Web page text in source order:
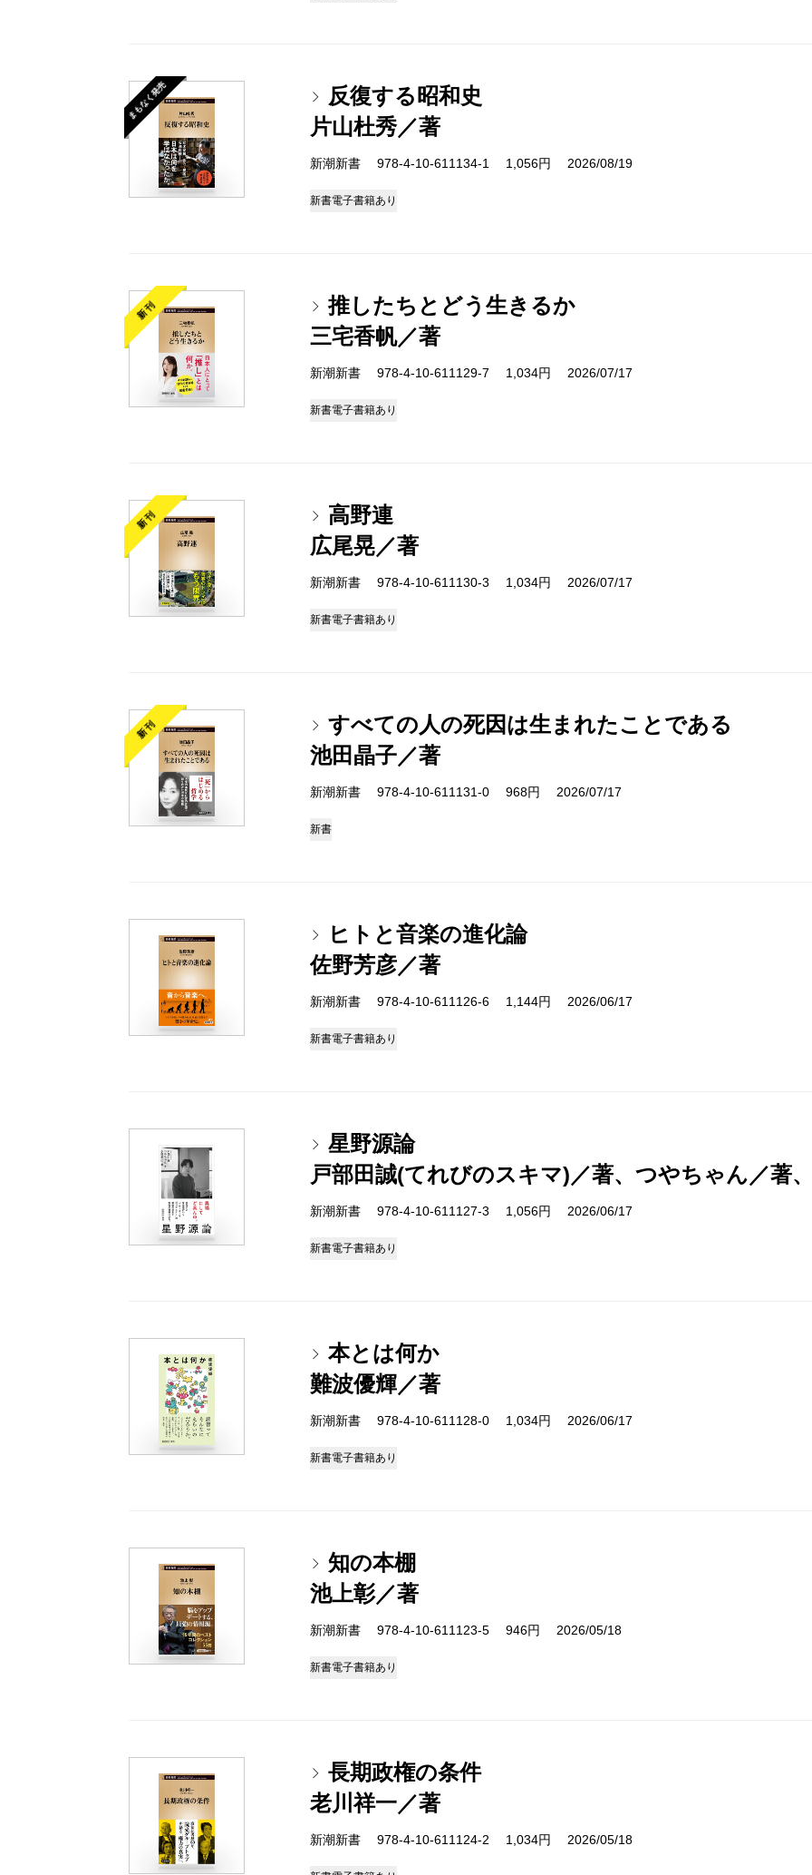
まもなく発売
反復する昭和史
片山杜秀／著
新潮新書 978-4-10-611134-1 1,056円 2026/08/19
新書電子書籍あり
新刊
推したちとどう生きるか
三宅香帆／著
新潮新書 978-4-10-611129-7 1,034円 2026/07/17
新書電子書籍あり
新刊
高野連
広尾晃／著
新潮新書 978-4-10-611130-3 1,034円 2026/07/17
新書電子書籍あり
新刊
すべての人の死因は生まれたことである
池田晶子／著
新潮新書 978-4-10-611131-0 968円 2026/07/17
新書
ヒトと音楽の進化論
佐野芳彦／著
新潮新書 978-4-10-611126-6 1,144円 2026/06/17
新書電子書籍あり
星野源論
戸部田誠(てれびのスキマ)／著、つやちゃん／著
新潮新書 978-4-10-611127-3 1,056円 2026/06/17
新書電子書籍あり
本とは何か
難波優輝／著
新潮新書 978-4-10-611128-0 1,034円 2026/06/17
新書電子書籍あり
知の本棚
池上彰／著
新潮新書 978-4-10-611123-5 946円 2026/05/18
新書電子書籍あり
長期政権の条件
老川祥一／著
新潮新書 978-4-10-611124-2 1,034円 2026/05/18